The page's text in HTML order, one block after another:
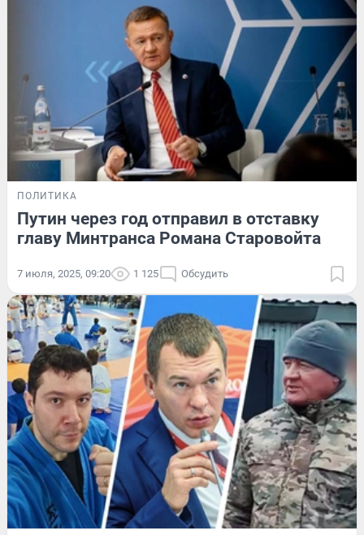
ПОЛИТИКА
Путин через год отправил в отставку
главу Минтранса Романа Старовойта
7 июля, 2025, 09:20 1 125 Обсудить